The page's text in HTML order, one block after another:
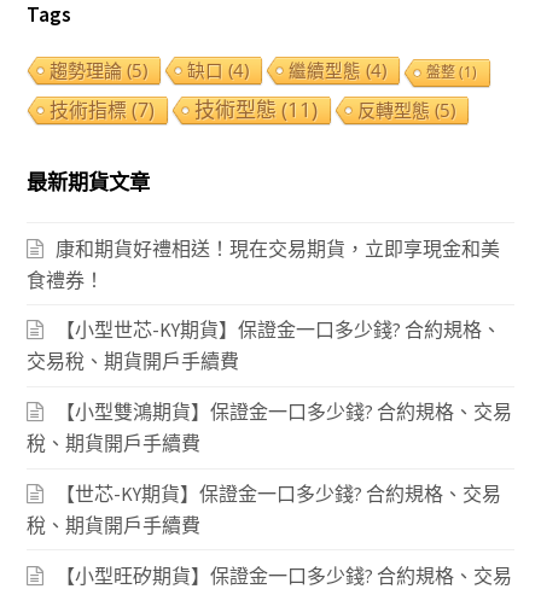
類
Tags
趨勢理論(5) 缺口(4) 繼續型態(4) 盤整(1)
技術指標(7) 技術型態(11) 反轉型態(5)
最新期貨文章
康和期貨好禮相送！現在交易期貨，立即享現金和美
食禮券！
【小型世芯-KY期貨】保證金一口多少錢? 合約規格、
交易稅、期貨開戶手續費
【小型雙鴻期貨】保證金一口多少錢? 合約規格、交易
稅、期貨開戶手續費
【世芯-KY期貨】保證金一口多少錢? 合約規格、交易
稅、期貨開戶手續費
【小型旺矽期貨】保證金一口多少錢? 合約規格、交易